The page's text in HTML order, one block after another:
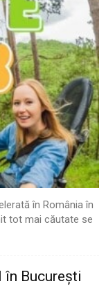
în România în
tot mai căutate se
în București